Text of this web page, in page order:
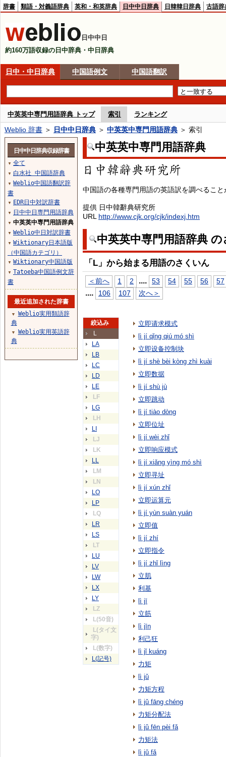
辞書 類語・対義語辞典 英和・和英辞典 日中中日辞典 日韓韓日辞典 古語辞
日中中日
約160万語収録の日中辞典・中日辞典
日中・中日辞典 中国語例文 中国語翻訳
中英英中専門用語辞典 トップ 索引 ランキング
Weblio 辞書 ＞ 日中中日辞典 ＞ 中英英中専門用語辞典 ＞ 索引
中英英中専門用語辞典
中国語の各種専門用語の英語訳を調べるこ
提供 日中韓辭典研究所
URL http://www.cjk.org/cjk/indexj.htm
中英英中専門用語辞典
「L」から始まる用語のさくいん
＜前へ 1 2 .... 53 54 55 56 57
.... 106 107 次へ＞
絞込み
L
LA
LB
LC
LD
LE
LF
LG
LH
LI
LJ
LK
LL
LM
LN
LO
LP
LQ
LR
LS
LT
LU
LV
LW
LX
LY
LZ
L(50音)
L(タイ文
字)
L(数字)
L(記号)
立即请求模式
lì jí qǐng qiú mó shì
立即设备控制块
lì jí shè bèi kòng zhì kuài
立即数据
lì jí shù jù
立即跳动
lì jí tiào dòng
立即位址
lì jí wèi zhǐ
立即响应模式
lì jí xiǎng yìng mó shì
立即寻址
lì jí xún zhǐ
立即运算元
lì jí yùn suàn yuán
立即值
lì jí zhí
立即指令
lì jí zhǐ lìng
立肌
利基
lì jī
立筋
lì jīn
利己狂
lì jǐ kuáng
力矩
lì jǔ
力矩方程
lì jǔ fāng chéng
力矩分配法
lì jǔ fēn pèi fǎ
力矩法
lì jǔ fǎ
日中中日辞典収録辞書
▼ 全て
▼ 白水社 中国語辞典
▼ Weblio中国語翻訳辞
書
▼ EDR日中対訳辞書
▼ 日中中日専門用語辞典
▼ 中英英中専門用語辞典
▼ Weblio中日対訳辞書
▼ Wiktionary日本語版
（中国語カテゴリ）
▼ Wiktionary中国語版
▼ Tatoeba中国語例文辞
書
最近追加された辞書
▼
Weblio実用類語辞
典
▼
Weblio実用英語辞
典